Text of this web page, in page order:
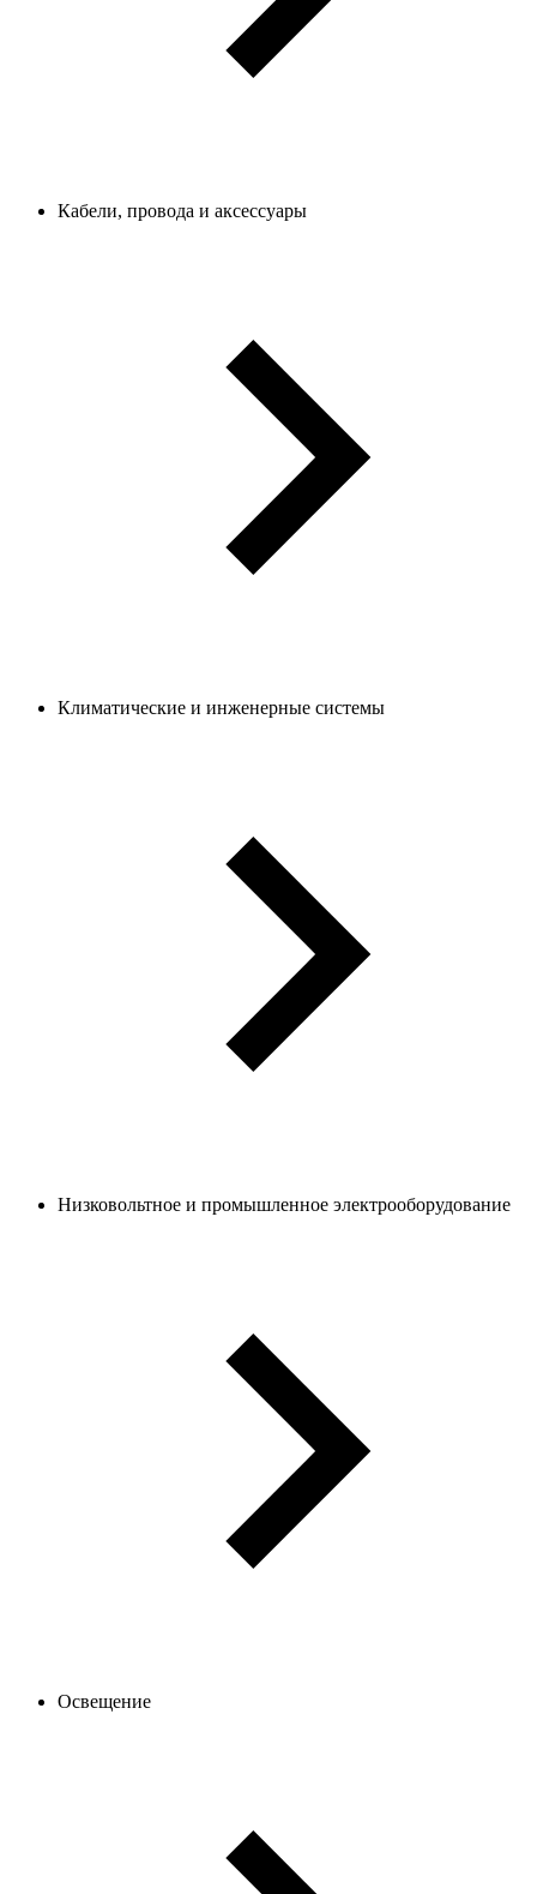
Кабели, провода и аксессуары
Климатические и инженерные системы
Низковольтное и промышленное электрооборудование
Освещение